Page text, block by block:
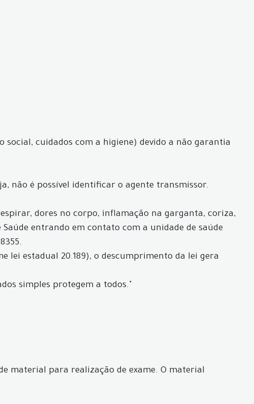
social, cuidados com a higiene) devido a não garantia
não é possível identificar o agente transmissor.
dores no corpo, inflamação na garganta, coriza,
entrando em contato com a unidade de saúde
lei estadual 20.189), o descumprimento da lei gera
simples protegem a todos."
material para realização de exame. O material